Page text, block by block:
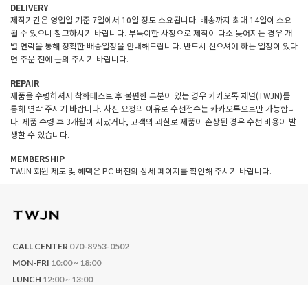
DELIVERY
제작기간은 영업일 기준 7일에서 10일 정도 소요됩니다. 배송까지 최대 14일이 소요
될 수 있으니 참고하시기 바랍니다. 부득이한 사정으로 제작이 다소 늦어지는 경우 개
별 연락을 통해 정확한 배송일정을 안내해드립니다. 반드시 신으셔야 하는 일정이 있다
면 주문 전에 문의 주시기 바랍니다.
REPAIR
제품을 수령하셔서 착화테스트 후 불편한 부분이 있는 경우 카카오톡 채널(TWJN)를
통해 연락 주시기 바랍니다. 사진 요청의 이유로 수선접수는 카카오톡으로만 가능합니
다. 제품 수령 후 3개월이 지났거나, 고객의 과실로 제품이 손상된 경우 수선 비용이 발
생할 수 있습니다.
MEMBERSHIP
TWJN 회원 제도 및 혜택은 PC 버전의 상세 페이지를 확인해 주시기 바랍니다.
CALL CENTER 070-8953-0502
MON-FRI 10:00 ~ 18:00
LUNCH 12:00 ~ 13:00